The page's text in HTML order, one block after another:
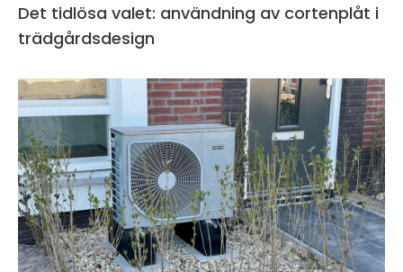
Det tidlösa valet: användning av cortenplåt i
trädgårdsdesign